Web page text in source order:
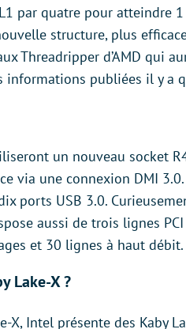
par quatre pour atteindre
structure, plus
Threadripper d’AMD qui
informations publiées il y a
un nouveau socket
via une connexion DMI
ports USB 3.0.
aussi de trois lignes
et 30 lignes à haut débit.
Lake-X ?
X, Intel présente des Kaby